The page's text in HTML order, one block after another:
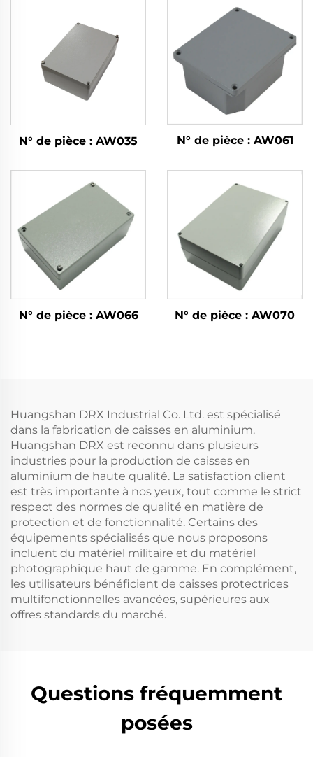
N° de pièce : AW035 N° de pièce : AW061
N° de pièce : AW066 N° de pièce : AW070
Huangshan DRX Industrial Co. Ltd. est spécialisé
dans la fabrication de caisses en aluminium.
Huangshan DRX est reconnu dans plusieurs
industries pour la production de caisses en
aluminium de haute qualité. La satisfaction client
est très importante à nos yeux, tout comme le strict
respect des normes de qualité en matière de
protection et de fonctionnalité. Certains des
équipements spécialisés que nous proposons
incluent du matériel militaire et du matériel
photographique haut de gamme. En complément,
les utilisateurs bénéficient de caisses protectrices
multifonctionnelles avancées, supérieures aux
offres standards du marché.
Questions fréquemment
posées